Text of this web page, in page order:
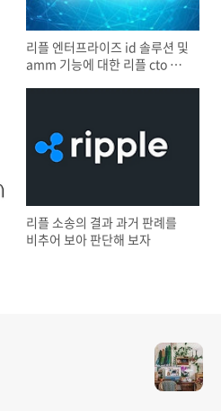
리플 엔터프라이즈 id 솔루션 및
amm 기능에 대한 리플 cto 언
리플 소송의 결과 과거 판례를
비추어 보아 판단해 보자